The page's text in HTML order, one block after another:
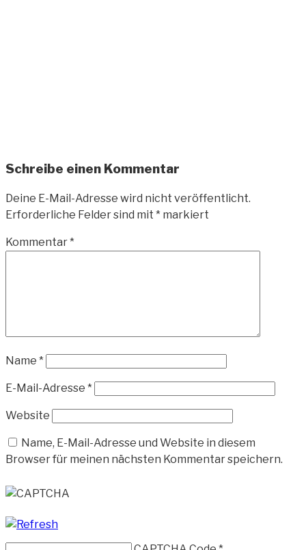
Schreibe einen Kommentar
Deine E-Mail-Adresse wird nicht veröffentlicht.
Erforderliche Felder sind mit * markiert
Kommentar*
Name *
E-Mail-Adresse *
Website
Name, E-Mail-Adresse und Website in diesem
Browser für meinen nächsten Kommentar speichern.